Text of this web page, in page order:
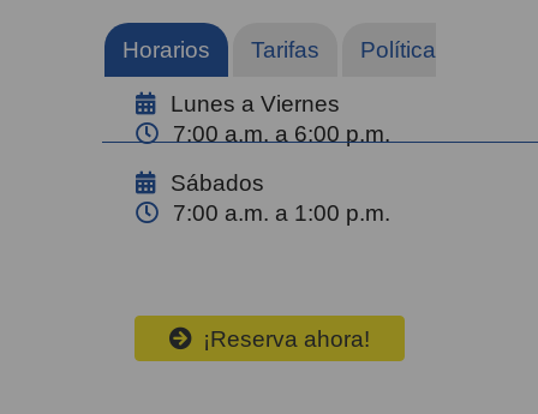
Horarios Tarifas Políticas,
Lunes a Viernes
7:00 a.m. a 6:00 p.m.
Sábados
7:00 a.m. a 1:00 p.m.
¡Reserva ahora!